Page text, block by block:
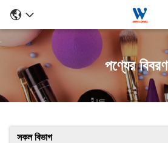
পণ্যের বিবরণ
সকল বিভাগ